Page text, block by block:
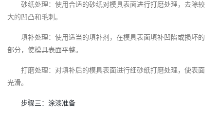
砂纸处理：使用合适的砂纸对模具表面进行打磨处理，去除较
大的凹凸和毛刺。
填补处理：使用适当的填补剂，在模具表面填补凹陷或损坏的
部分，使模具表面平整。
打磨处理：对填补后的模具表面进行细砂纸打磨处理，使表面
光滑。
步骤三：涂漆准备